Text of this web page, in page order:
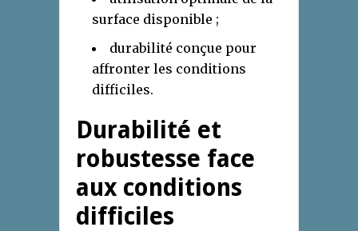
surface disponible ;
durabilité conçue pour
affronter les conditions
difficiles.
Durabilité et
robustesse face
aux conditions
difficiles